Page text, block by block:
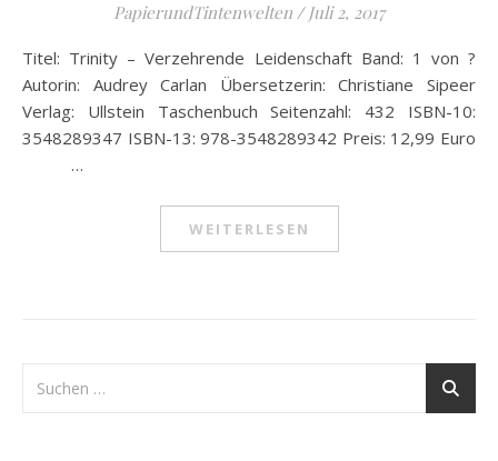
PapierundTintenwelten / Juli 2, 2017
Titel: Trinity – Verzehrende Leidenschaft Band: 1 von ?
Autorin: Audrey Carlan Übersetzerin: Christiane Sipeer
Verlag: Ullstein Taschenbuch Seitenzahl: 432 ISBN-10:
3548289347 ISBN-13: 978-3548289342 Preis: 12,99 Euro
…
WEITERLESEN